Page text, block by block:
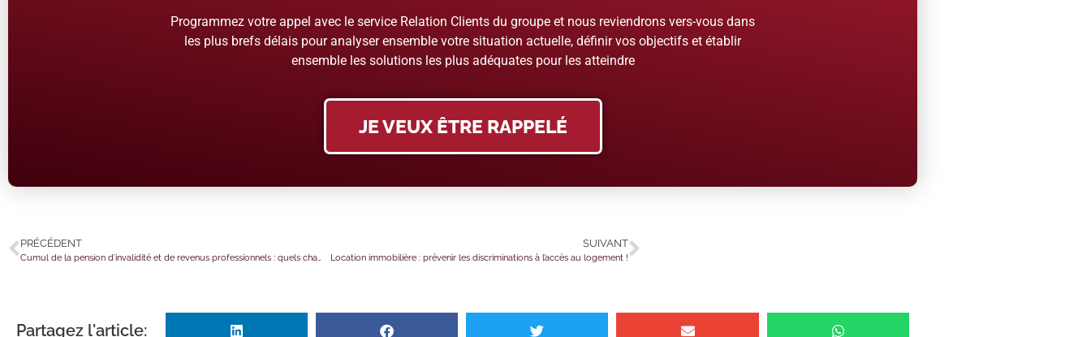
Programmez votre appel avec le service Relation Clients du groupe et nous reviendrons vers-vous dans
les plus brefs délais pour analyser ensemble votre situation actuelle, définir vos objectifs et établir
ensemble les solutions les plus adéquates pour les atteindre
JE VEUX ÊTRE RAPPELÉ
PRÉCÉDENT
Cumul de la pension d’invalidité et de revenus professionnels : quels changements ?
SUIVANT
Location immobilière : prévenir les discriminations à l’accès au logement !
Partagez l'article: